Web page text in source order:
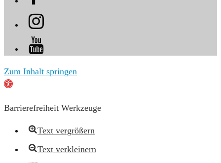
Zum Inhalt springen
Werkzeugleiste
Barrierefreiheit Werkzeuge
Text vergrößern
Text verkleinern